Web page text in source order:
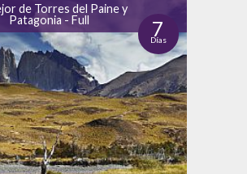
de Torres del Paine y
Patagonia - Full
7
Días